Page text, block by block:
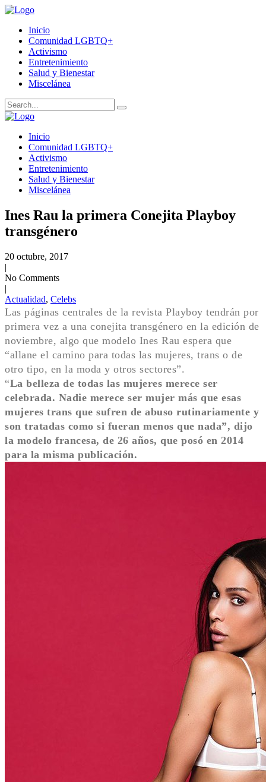
Inicio
Comunidad LGBTQ+
Activismo
Entretenimiento
Salud y Bienestar
Miscelánea
Inicio
Comunidad LGBTQ+
Activismo
Entretenimiento
Salud y Bienestar
Miscelánea
Ines Rau la primera Conejita Playboy
transgénero
20 octubre, 2017
|
No Comments
|
Actualidad, Celebs
Las páginas centrales de la revista Playboy tendrán por
primera vez a una conejita transgénero en la edición de
noviembre, algo que modelo Ines Rau espera que
“allane el camino para todas las mujeres, trans o de
otro tipo, en la moda y otros sectores”.
“La belleza de todas las mujeres merece ser
celebrada. Nadie merece ser mujer más que esas
mujeres trans que sufren de abuso rutinariamente y
son tratadas como si fueran menos que nada”, dijo
la modelo francesa, de 26 años, que posó en 2014
para la misma publicación.